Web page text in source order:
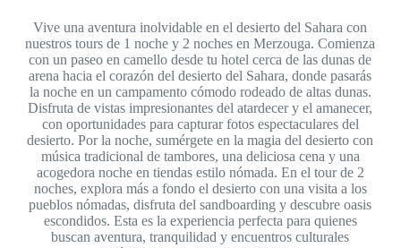
Vive una aventura inolvidable en el desierto del Sahara con
nuestros tours de 1 noche y 2 noches en Merzouga. Comienza
con un paseo en camello desde tu hotel cerca de las dunas de
arena hacia el corazón del desierto del Sahara, donde pasarás
la noche en un campamento cómodo rodeado de altas dunas.
Disfruta de vistas impresionantes del atardecer y el amanecer,
con oportunidades para capturar fotos espectaculares del
desierto. Por la noche, sumérgete en la magia del desierto con
música tradicional de tambores, una deliciosa cena y una
acogedora noche en tiendas estilo nómada. En el tour de 2
noches, explora más a fondo el desierto con una visita a los
pueblos nómadas, disfruta del sandboarding y descubre oasis
escondidos. Esta es la experiencia perfecta para quienes
buscan aventura, tranquilidad y encuentros culturales